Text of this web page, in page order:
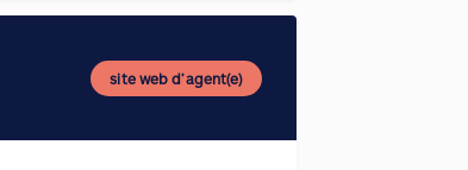
site web d’agent(e)